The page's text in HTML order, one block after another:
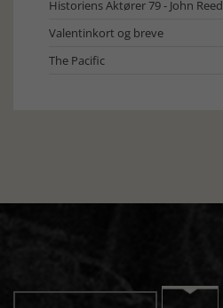
Historiens Aktører 79 - John Reed
Valentinkort og breve
The Pacific